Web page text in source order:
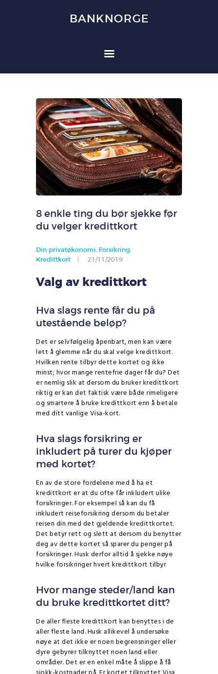
BANKNORGE
FORBRUKSLÅN
REFINANSIERING
FORSIKRING
OM OSS
KONTAKT OSS
8 enkle ting du bør sjekke før
du velger kredittkort
Din privatøkonomi, Forsikring,
Kredittkort
21/11/2019
Valg av kredittkort
Hva slags rente får du på
utestående beløp?
Det er selvfølgelig åpenbart, men kan være
lett å glemme når du skal velge kredittkort.
Hvilken rente tilbyr dette kortet og ikke
minst; hvor mange rentefrie dager får du? Det
er nemlig slik at dersom du bruker kredittkort
riktig er kan det faktisk være både rimeligere
og smartere å bruke kredittkort enn å betale
med ditt vanlige Visa-kort.
Hva slags forsikring er
inkludert på turer du kjøper
med kortet?
En av de store fordelene med å ha et
kredittkort er at du ofte får inkludert ulike
forsikringer. For eksempel så kan du få
inkludert reiseforsikring dersom du betaler
reisen din med det gjeldende kredittkortet.
Det betyr rett og slett at dersom du benytter
deg av dette kortet så sparer du penger på
forsikringer. Husk derfor alltid å sjekke nøye
hvilke forsikringer hvert kredittkort tilbyr
Hvor mange steder/land kan
du bruke kredittkortet ditt?
De aller fleste kredittkort kan benyttes i de
aller fleste land. Husk allikevel å undersøke
nøye at det ikke er noen begrensninger eller
dyre gebyrer tilknyttet noen land eller
områder. Det er en enkel måte å slippe å få